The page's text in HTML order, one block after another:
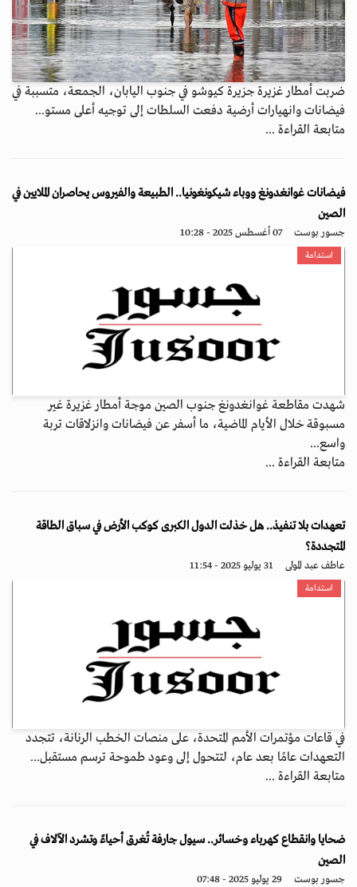
ضربت أمطار غزيرة جزيرة كيوشو في جنوب اليابان، الجمعة، متسببة في
فيضانات وانهيارات أرضية دفعت السلطات إلى توجيه أعلى مستو...
متابعة القراءة ...
فيضانات غوانغدونغ ووباء شيكونغونيا.. الطبيعة والفيروس يحاصران الملايين في
الصين
جسور بوست 07 أغسطس 2025 - 10:28
استدامة
شهدت مقاطعة غوانغدونغ جنوب الصين موجة أمطار غزيرة غير
مسبوقة خلال الأيام الماضية، ما أسفر عن فيضانات وانزلاقات تربة
واسع...
متابعة القراءة ...
تعهدات بلا تنفيذ.. هل خذلت الدول الكبرى كوكب الأرض في سباق الطاقة
المتجددة؟
عاطف عبد المولى 31 يوليو 2025 - 11:54
استدامة
في قاعات مؤتمرات الأمم المتحدة، على منصات الخطب الرنانة، تتجدد
التعهدات عامًا بعد عام، لتتحول إلى وعود طموحة ترسم مستقبل...
متابعة القراءة ...
ضحايا وانقطاع كهرباء وخسائر.. سيول جارفة تُغرق أحياءً وتشرد الآلاف في
الصين
جسور بوست 29 يوليو 2025 - 07:48